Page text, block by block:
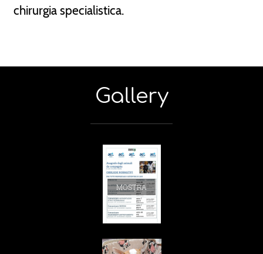
chirurgia specialistica.
Gallery
MOSTRA